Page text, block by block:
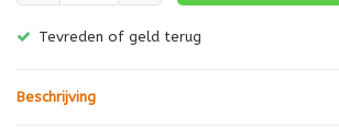
Tevreden of geld terug
Beschrijving